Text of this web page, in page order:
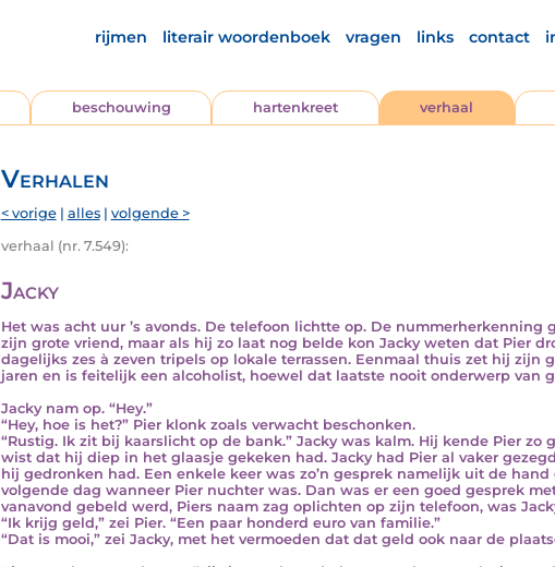
rijmen literair woordenboek vragen links contact
beschouwing hartenkreet verhaal
Verhalen
< vorige| alles| volgende >
verhaal (nr. 7.549):
Jacky
Het was acht uur ’s avonds. De telefoon lichtte op. De nummerherkenning
zijn grote vriend, maar als hij zo laat nog belde kon Jacky weten dat Pier
dagelijks zes à zeven tripels op lokale terrassen. Eenmaal thuis zet hij zijn
jaren en is feitelijk een alcoholist, hoewel dat laatste nooit onderwerp van
Jacky nam op. “Hey.”
“Hey, hoe is het?” Pier klonk zoals verwacht beschonken.
“Rustig. Ik zit bij kaarslicht op de bank.” Jacky was kalm. Hij kende Pier zo
wist dat hij diep in het glaasje gekeken had. Jacky had Pier al vaker
hij gedronken had. Een enkele keer was zo’n gesprek namelijk uit de
volgende dag wanneer Pier nuchter was. Dan was er een goed gesprek
vanavond gebeld werd, Piers naam zag oplichten op zijn telefoon, was
“Ik krijg geld,” zei Pier. “Een paar honderd euro van familie.”
“Dat is mooi,” zei Jacky, met het vermoeden dat dat geld ook naar de